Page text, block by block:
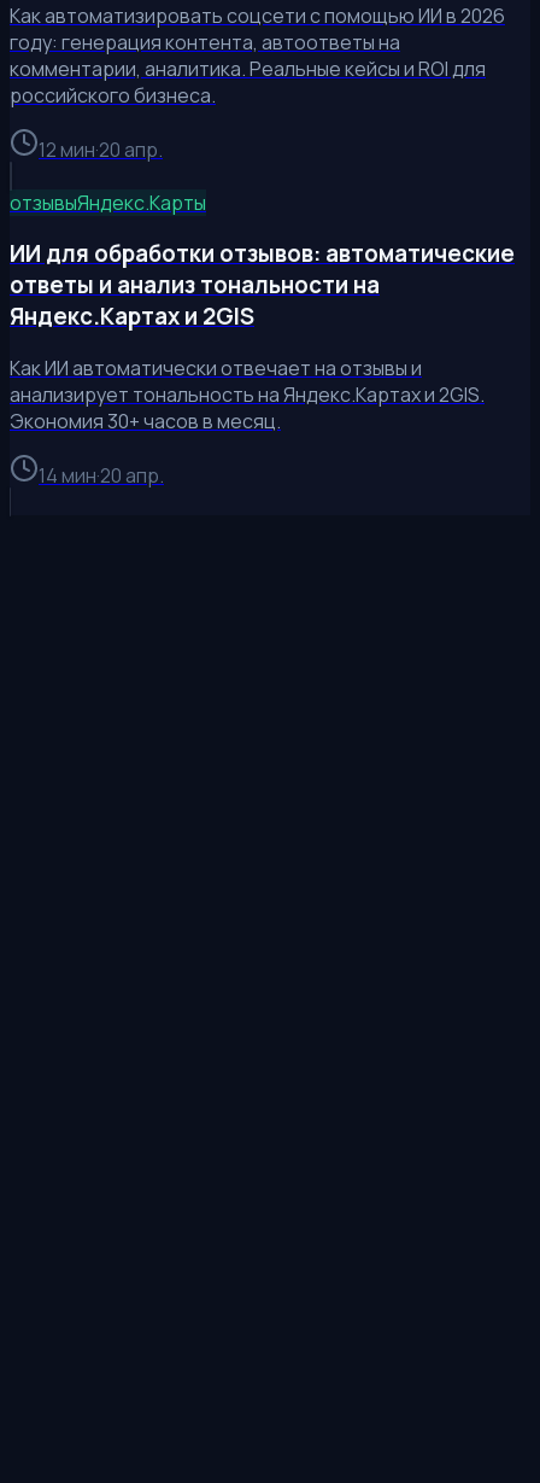
Как автоматизировать соцсети с помощью ИИ в 2026
году: генерация контента, автоответы на
комментарии, аналитика. Реальные кейсы и ROI для
российского бизнеса.
12 мин·20 апр.
отзывыЯндекс.Карты
ИИ для обработки отзывов: автоматические
ответы и анализ тональности на
Яндекс.Картах и 2GIS
Как ИИ автоматически отвечает на отзывы и
анализирует тональность на Яндекс.Картах и 2GIS.
Экономия 30+ часов в месяц.
14 мин·20 апр.